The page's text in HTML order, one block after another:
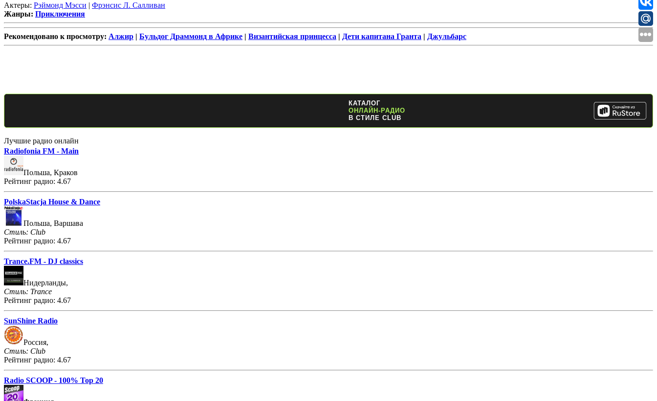
Актеры: Рэймонд Мэсси | Фрэнсис Л. Салливан
Жанры: Приключения
Рекомендовано к просмотру: Алжир | Бульдог Драммонд в Африке | Византийская принцесса | Дети капитана Гранта | Джульбарс
КАТАЛОГ
ОНЛАЙН-РАДИО
В СТИЛЕ CLUB
Лучшие радио онлайн
Radiofonia FM - Main
Польша, Краков
Рейтинг радио: 4.67
PolskaStacja House & Dance
Польша, Варшава
Стиль: Club
Рейтинг радио: 4.67
Trance.FM - DJ classics
Нидерланды,
Стиль: Trance
Рейтинг радио: 4.67
SunShine Radio
Россия,
Стиль: Club
Рейтинг радио: 4.67
Radio SCOOP - 100% Top 20